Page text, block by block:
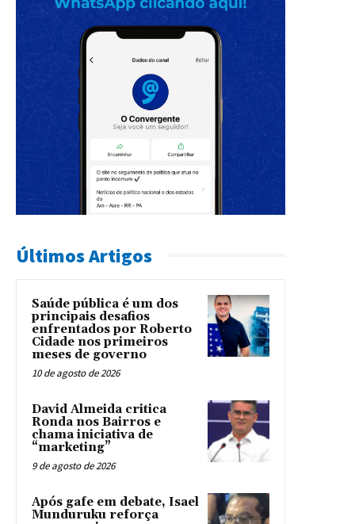
Últimos Artigos
Saúde pública é um dos
principais desafios
enfrentados por Roberto
Cidade nos primeiros
meses de governo
10 de agosto de 2026
David Almeida critica
Ronda nos Bairros e
chama iniciativa de
“marketing”
9 de agosto de 2026
Após gafe em debate, Isael
Munduruku reforça